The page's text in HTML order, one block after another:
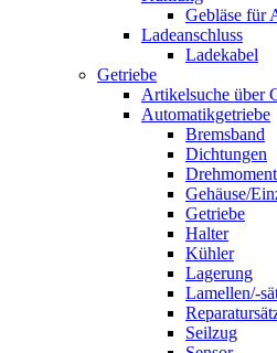
Gebläse für
Ladeanschluss
Ladekabel
Getriebe
Artikelsuche über
Automatikgetriebe
Bremsband
Dichtungen
Gehäuse/
Getriebe
Halter
Kühler
Lagerung
Lamellen/-
Seilzug